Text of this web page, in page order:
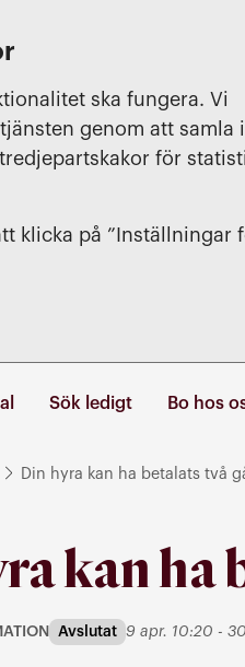
ska fungera. Vi
genom att samla
för
klicka på ”Inställningar
Sök ledigt Bo hos
Din hyra kan ha betalats två
kan ha
Avslutat 9 apr. 10:20 till
-